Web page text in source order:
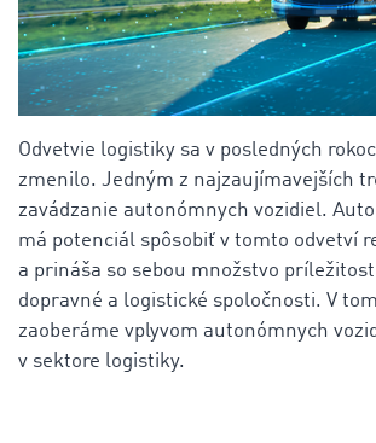
Odvetvie logistiky sa v posledných
zmenilo. Jedným z najzaujímavejších
zavádzanie autonómnych vozidiel.
má potenciál spôsobiť v tomto odvetví
a prináša so sebou množstvo
dopravné a logistické spoločnosti. V
zaoberáme vplyvom autonómnych
v sektore logistiky.